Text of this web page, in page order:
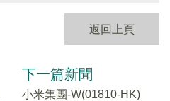
返回上頁
下一篇新聞
小米集團-W(01810-HK)